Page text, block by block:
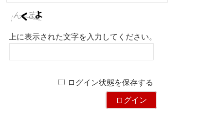
上に表示された文字を入力してください。
ログイン状態を保存する